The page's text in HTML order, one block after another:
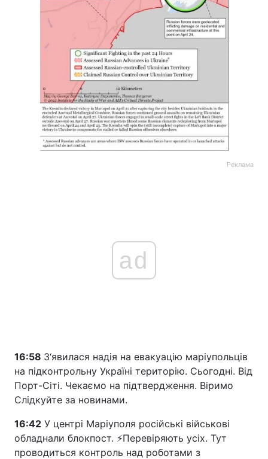
Реклама
ad
16:58 З‘явилася надія на евакуацію маріупольців
на підконтрольну Україні територію. Сьогодні. Від
Порт-Сіті. Чекаємо на підтвердження. Віримо
Слідкуйте за новинами.
16:42 У центрі Маріуполя російські військові
обладнали блокпост. ⚡Перевіряють усіх. Тут
проводиться контроль над роботами з